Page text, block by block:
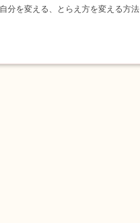
自分を変える、とらえ方を変える方法